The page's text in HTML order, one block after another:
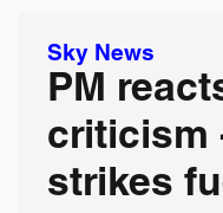
Sky News
PM
criticism
strikes